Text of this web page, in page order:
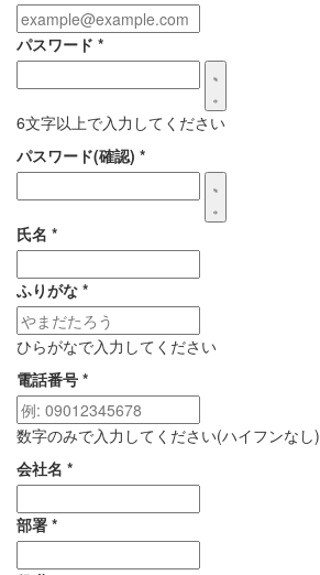
パスワード *
6文字以上で入力してください
パスワード(確認) *
氏名 *
ふりがな *
ひらがなで入力してください
電話番号 *
数字のみで入力してください(ハイフンなし)
会社名 *
部署 *